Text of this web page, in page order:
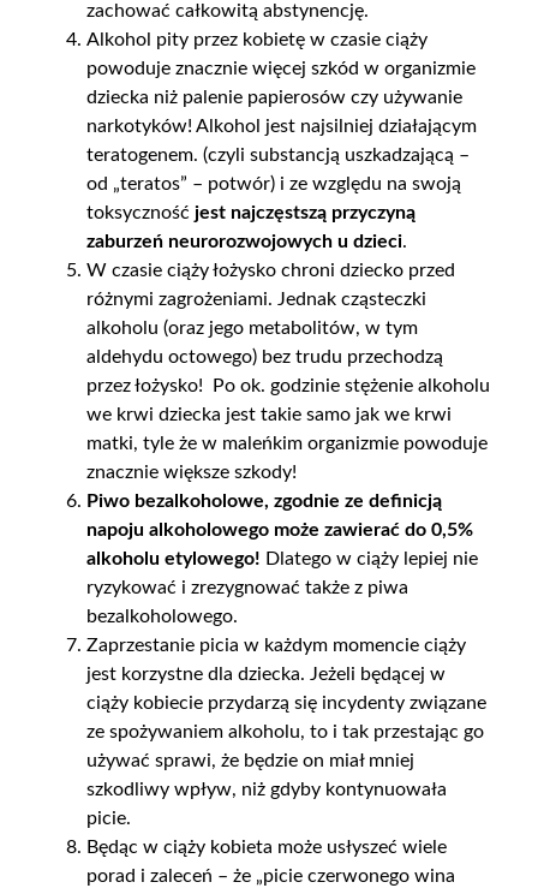
zachować całkowitą abstynencję.
Alkohol pity przez kobietę w czasie ciąży
powoduje znacznie więcej szkód w organizmie
dziecka niż palenie papierosów czy używanie
narkotyków! Alkohol jest najsilniej działającym
teratogenem. (czyli substancją uszkadzającą –
od „teratos” – potwór) i ze względu na swoją
toksyczność jest najczęstszą przyczyną
zaburzeń neurorozwojowych u dzieci.
W czasie ciąży łożysko chroni dziecko przed
różnymi zagrożeniami. Jednak cząsteczki
alkoholu (oraz jego metabolitów, w tym
aldehydu octowego) bez trudu przechodzą
przez łożysko! Po ok. godzinie stężenie alkoholu
we krwi dziecka jest takie samo jak we krwi
matki, tyle że w maleńkim organizmie powoduje
znacznie większe szkody!
Piwo bezalkoholowe, zgodnie ze definicją
napoju alkoholowego może zawierać do 0,5%
alkoholu etylowego! Dlatego w ciąży lepiej nie
ryzykować i zrezygnować także z piwa
bezalkoholowego.
Zaprzestanie picia w każdym momencie ciąży
jest korzystne dla dziecka. Jeżeli będącej w
ciąży kobiecie przydarzą się incydenty związane
ze spożywaniem alkoholu, to i tak przestając go
używać sprawi, że będzie on miał mniej
szkodliwy wpływ, niż gdyby kontynuowała
picie.
Będąc w ciąży kobieta może usłyszeć wiele
porad i zaleceń – że „picie czerwonego wina